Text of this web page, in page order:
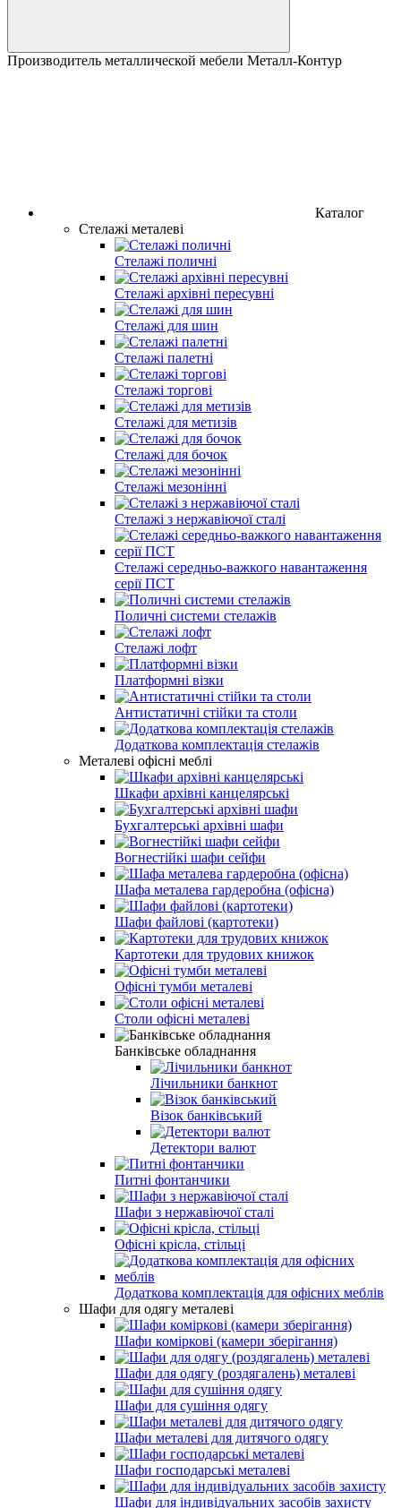
Производитель металлической мебели Металл-Контур
Каталог
Стелажі металеві
Стелажі поличні
Стелажі архівні пересувні
Стелажі для шин
Стелажі палетні
Стелажі торгові
Стелажі для метизів
Стелажі для бочок
Cтелажі мезонінні
Стелажі з нержавіючої сталі
Стелажі середньо-важкого навантаження
серії ПСТ
Поличні системи стелажів
Стелажі лофт
Платформні візки
Антистатичні стійки та столи
Додаткова комплектація стелажів
Металеві офісні меблі
Шкафи архівні канцелярські
Бухгалтерські архівні шафи
Вогнестійкі шафи сейфи
Шафа металева гардеробна (офісна)
Шафи файлові (картотеки)
Картотеки для трудових книжок
Офісні тумби металеві
Столи офісні металеві
Банківське обладнання
Лічильники банкнот
Візок банківський
Детектори валют
Питні фонтанчики
Шафи з нержавіючої сталі
Офісні крісла, стільці
Додаткова комплектація для офісних меблів
Шафи для одягу металеві
Шафи коміркові (камери зберігання)
Шафи для одягу (роздягалень) металеві
Шафи для сушіння одягу
Шафи металеві для дитячого одягу
Шафи господарські металеві
Шафи для індивідуальних засобів захисту